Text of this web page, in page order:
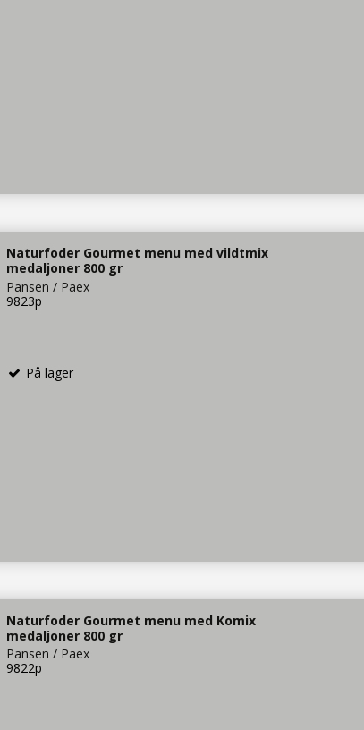
Naturfoder Gourmet menu med vildtmix
medaljoner 800 gr
Pansen / Paex
9823p
På lager
Naturfoder Gourmet menu med Komix
medaljoner 800 gr
Pansen / Paex
9822p